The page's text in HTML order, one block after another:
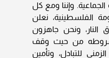
وإننا ومع كل
الفلسطينية، نعلن
النار، ونحن جاهزون
بشروطه من حيث وقف
للتبادل، وتأمين